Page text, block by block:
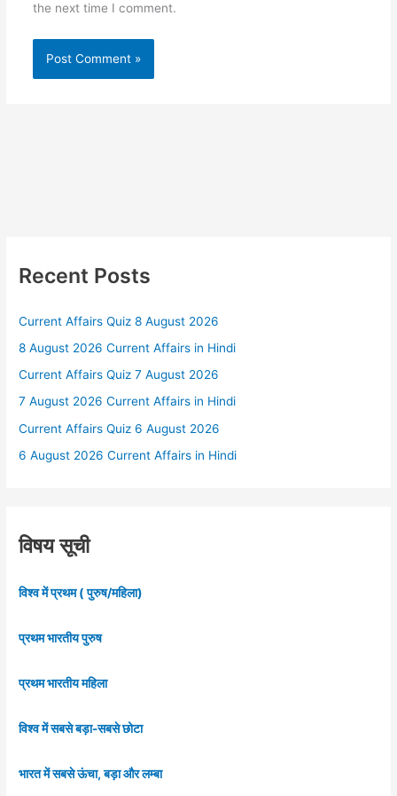
the next time I comment.
Recent Posts
Current Affairs Quiz 8 August 2026
8 August 2026 Current Affairs in Hindi
Current Affairs Quiz 7 August 2026
7 August 2026 Current Affairs in Hindi
Current Affairs Quiz 6 August 2026
6 August 2026 Current Affairs in Hindi
विषय सूची
विश्व में प्रथम ( पुरुष/महिला)
प्रथम भारतीय पुरुष
प्रथम भारतीय महिला
विश्व में सबसे बड़ा-सबसे छोटा
भारत में सबसे ऊंचा, बड़ा और लम्बा